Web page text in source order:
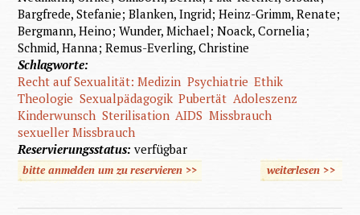
Bargfrede, Stefanie; Blanken, Ingrid; Heinz-Grimm, Renate;
Bergmann, Heino; Wunder, Michael; Noack, Cornelia;
Schmid, Hanna; Remus-Everling, Christine
Schlagworte:
Recht auf Sexualität: Medizin Psychiatrie Ethik
Theologie Sexualpädagogik Pubertät Adoleszenz
Kinderwunsch Sterilisation AIDS Missbrauch
sexueller Missbrauch
Reservierungsstatus:verfügbar
bitte anmelden um zu reservieren >> weiterlesen>>